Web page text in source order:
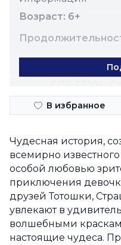
Возраст: 6+
Контакты
Заневский пр-т.,
В избранное
Чудесная история,
всемирно
особой любовью
приключения
друзей Тотошки,
увлекают в
волшебными
настоящие чудеса.